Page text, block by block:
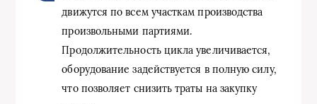
движутся по всем участкам производства
произвольными партиями.
Продолжительность цикла увеличивается,
оборудование задействуется в полную силу,
что позволяет снизить траты на закупку